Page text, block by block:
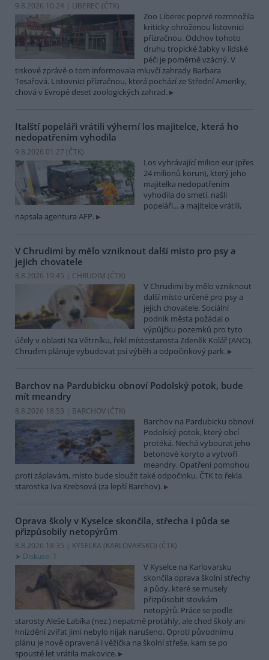
9.8.2026 10:24 | LIBEREC (ČTK)
Zoo Liberec poprvé rozmnožila
kriticky ohroženou listovnici
přízračnou. Odchov tohoto
druhu tropické žabky v lidské
péči je poměrně vzácný. V
tiskové zprávě o tom informovala mluvčí zahrady Barbara
Tesařová. Listovnici přízračnou, která pochází ze Střední Ameriky,
chová v Evropě deset zoologických zahrad.
Italští popeláři vrátili výherní los majitelce, která ho
nedopatřením vyhodila
9.8.2026 01:27 (ČTK)
Los vyhrávající milion eur (přes
24 milionů korun), který jeho
majitelka nedopatřením
vyhodila do smetí, našli
popeláři... a majitelce vrátili,
napsala agentura AFP.
V Chrudimi by mělo vzniknout další místo pro psy a
jejich chovatele
8.8.2026 19:45 | CHRUDIM (ČTK)
V Chrudimi by mělo vzniknout
další místo určené pro psy a
jejich chovatele. Sociální
podnik města požádal o
výpůjčku pozemků pro tyto
účely v oblasti Na Větrníku, řekl místostarosta Zdeněk Kolář (ANO).
Chrudim plánuje vybudovat psí výběh a odpočinkový park.
Barchov na Pardubicku obnoví Podolský potok, bude
mít meandry
8.8.2026 18:53 | BARCHOV (ČTK)
Barchov na Pardubicku obnoví
Podolský potok, který obcí
protéká. Nechá vybourat jeho
betonové koryto a vytvoří
meandry. Opatření pomohou
proti záplavám, místo bude sloužit také odpočinku. ČTK to řekla
starostka Iva Krebsová (za lepší Barchov).
Oprava školy v Kyselce skončila, střecha i půda se
přizpůsobily netopýrům
8.8.2026 18:35 | KYSELKA (KARLOVARSKO) (ČTK)
Diskuse: 1
V Kyselce na Karlovarsku
skončila oprava školní střechy
a půdy, které se musely
přizpůsobit stovkám
netopýrů. Práce se podle
starosty Aleše Labíka (nez.) nepatrně protáhly, ale chod školy ani
hnízdění zvířat jimi nebylo nijak narušeno. Oproti původnímu
plánu je nově opravená i věžička na školní střeše, kam se po
spoustě let vrátila makovice.